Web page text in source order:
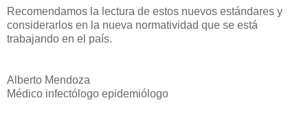
Recomendamos la lectura de estos nuevos estándares y
considerarlos en la nueva normatividad que se está
trabajando en el país.
Alberto Mendoza
Médico infectólogo epidemiólogo